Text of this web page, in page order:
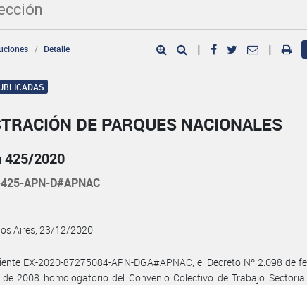
Detalle | |
DE PARQUES NACIONALES
425/2020
APN-D#APNAC
Aires, 23/12/2020
EX-2020-87275084-APN-DGA#APNAC, el Decreto Nº 2.098 de
2008 homologatorio del Convenio Colectivo de Trabajo